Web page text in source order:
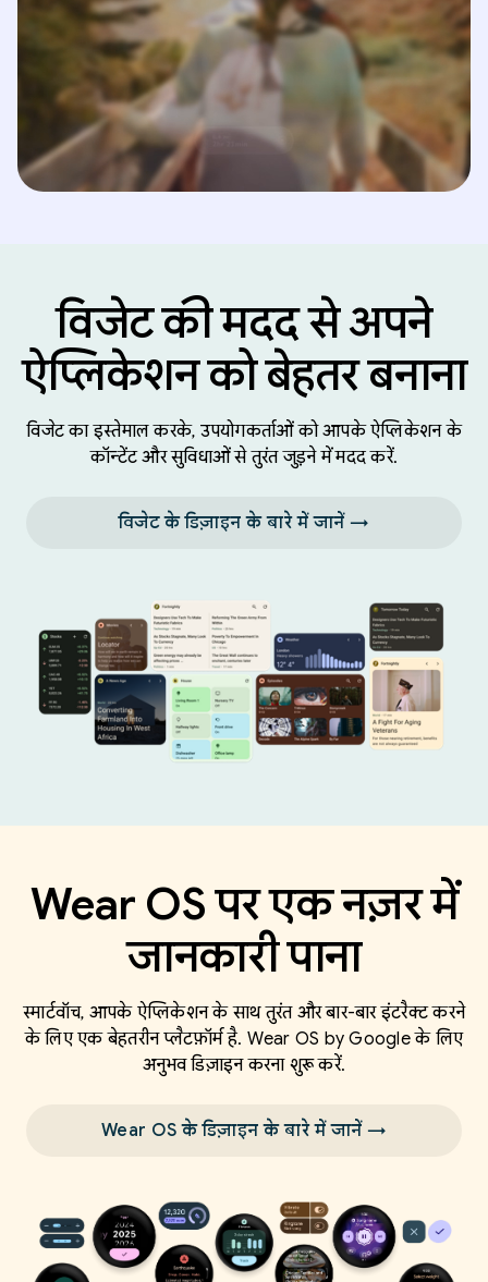
विजेट की मदद से अपने
ऐप्लिकेशन को बेहतर बनाना
विजेट का इस्तेमाल करके, उपयोगकर्ताओं को आपके ऐप्लिकेशन के
कॉन्टेंट और सुविधाओं से तुरंत जुड़ने में मदद करें.
विजेट के डिज़ाइन के बारे में जानें →
Wear OS पर एक नज़र में
जानकारी पाना
स्मार्टवॉच, आपके ऐप्लिकेशन के साथ तुरंत और बार-बार इंटरैक्ट करने
के लिए एक बेहतरीन प्लैटफ़ॉर्म है. Wear OS by Google के लिए
अनुभव डिज़ाइन करना शुरू करें.
Wear OS के डिज़ाइन के बारे में जानें →